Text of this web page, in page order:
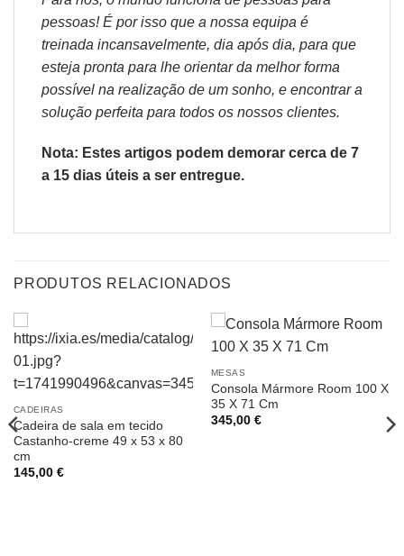
pessoas! É por isso que a nossa equipa é
treinada incansavelmente, dia após dia, para que
esteja pronta para lhe orientar da melhor forma
possível na realização de um sonho, e encontrar a
solução perfeita para todos os nossos clientes.
Nota: Estes artigos podem demorar cerca de 7
a 15 dias úteis a ser entregue.
PRODUTOS RELACIONADOS
CADEIRAS
Cadeira de sala em tecido
Castanho-creme 49 x 53 x 80
cm
145,00 €
MESAS
Consola Mármore Room 100 X
35 X 71 Cm
345,00 €